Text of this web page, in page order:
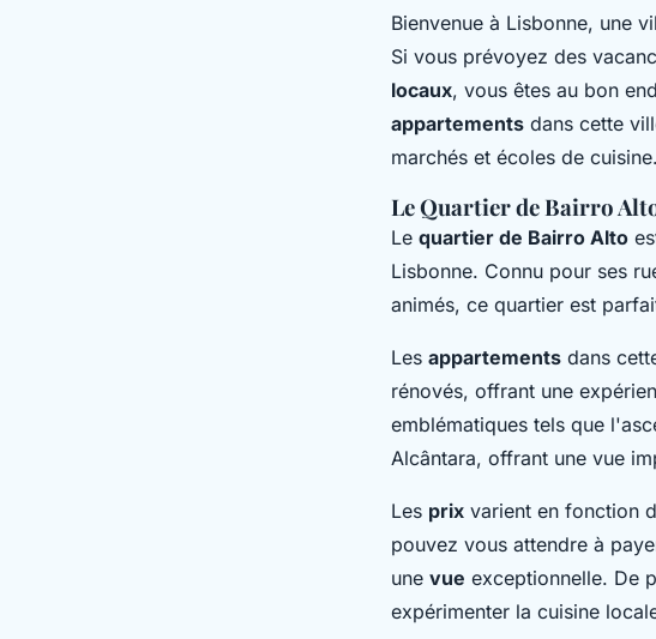
Bienvenue à Lisbonne, une
Si vous prévoyez des
locaux, vous êtes au bon
appartements dans cette
marchés et écoles de cuisine.
Le Quartier de Bairro
Le quartier de Bairro Alto
Lisbonne. Connu pour ses
animés, ce quartier est
Les appartements dans
rénovés, offrant une
emblématiques tels que
Alcântara, offrant une vue
Les prix varient en fonction
pouvez vous attendre à
une vue exceptionnelle. De
expérimenter la cuisine